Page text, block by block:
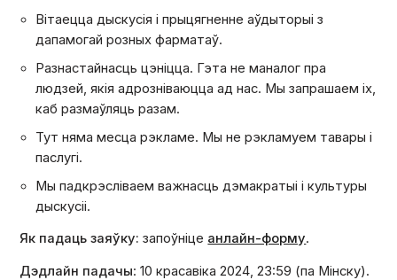
Вітаецца дыскусія і прыцягненне аўдыторыі з
дапамогай розных фарматаў.
Разнастайнасць цэніцца. Гэта не маналог пра
людзей, якія адрозніваюцца ад нас. Мы запрашаем іх,
каб размаўляць разам.
Тут няма месца рэкламе. Мы не рэкламуем тавары і
паслугі.
Мы падкрэсліваем важнасць дэмакратыі і культуры
дыскусіі.
Як падаць заяўку: запоўніце анлайн-форму.
Дэдлайн падачы: 10 красавіка 2024, 23:59 (па Мінску).